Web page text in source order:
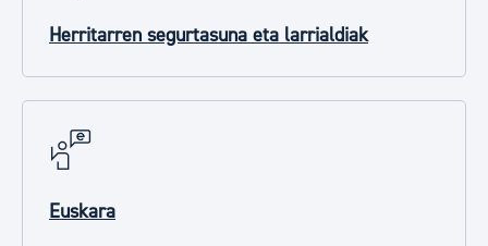
Herritarren segurtasuna eta larrialdiak
Euskara